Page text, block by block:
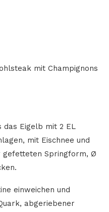
mit Champignons
das Eigelb mit 2 EL
mit Eischnee und
gefetteten Springform, Ø
einweichen und
abgeriebener